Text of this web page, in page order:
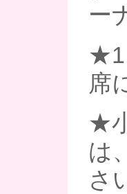
ー
★1
席
★
は
さ